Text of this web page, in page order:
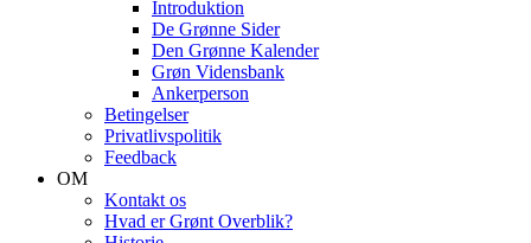
Introduktion
De Grønne Sider
Den Grønne Kalender
Grøn Vidensbank
Ankerperson
Betingelser
Privatlivspolitik
Feedback
OM
Kontakt os
Hvad er Grønt Overblik?